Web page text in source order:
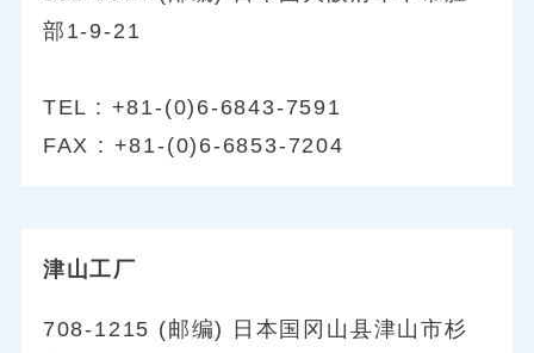
部1-9-21
TEL : +81-(0)6-6843-7591
FAX : +81-(0)6-6853-7204
津山工厂
708-1215 (邮编) 日本国冈山县津山市杉